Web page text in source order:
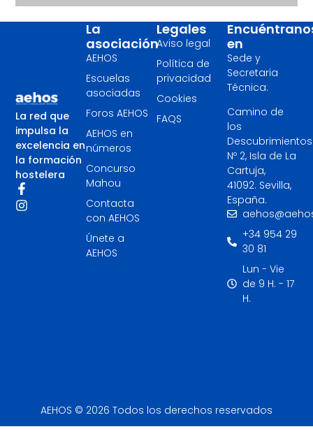
La red que
impulsa la
excelencia en
la formación
hostelera
La
asociación
AEHOS
Escuelas
asociadas
Foros AEHOS
AEHOS en
números
Concurso
Mahou
Contacta
con AEHOS
Únete a
AEHOS
Legales
Aviso legal
Política de
privacidad
Cookies
FAQS
en
Sede y
Secretaria
Técnica:
Camino de
los
Descubrimientos
Nº 2, Isla de La
Cartuja,
41092. Sevilla,
España.
+34 954 29
30 81
Lun - Vie
de 9 H. - 17
H.
AEHOS © 2026 Todos los derechos reservados